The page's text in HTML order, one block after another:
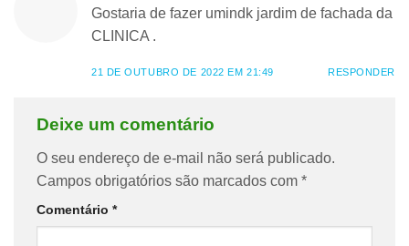
Gostaria de fazer umindk jardim de fachada da
CLINICA .
21 DE OUTUBRO DE 2022 EM 21:49 RESPONDER
Deixe um comentário
O seu endereço de e-mail não será publicado.
Campos obrigatórios são marcados com *
Comentário *